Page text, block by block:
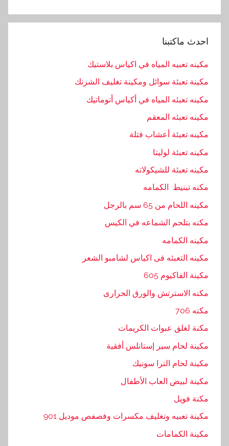
احدث ماكتبنا
مكينه تعبيه المياه في اكياس بلاستيك
مكينة تعبئة سوائل ومكينة تغليف الشرنك
مكينه تعبئه المياه في أكياس أتوماتيك
مكينه تعبئه المعقم
مكينه تعبئة أعشاب فتلة
مكينه تعبئة لوليتا
مكينه تعبئة للشيكولاته
مكنه تبنيط الكمامه
مكينه اللحام من 65 سم بالرجل
مكنه بتلحم الشماعه في الكيس
مكينه الكمامه
مكينه التعبئه فى اكياس لشامبو الشعر
مكينة الفاكيوم 605
مكنه الاسترتش والورق الحرارى
مكنه 706
مكنة لغلق عبوات الكريمات
مكينة لحام سير إستانلس أفقية
مكينة لحام الترا سونيك
مكينة لبيض العاب الأطفال
مكنة فويل
مكينة تعبيه وتغليف مكسرات وفصفص موديل 901
مكينة الكمامات